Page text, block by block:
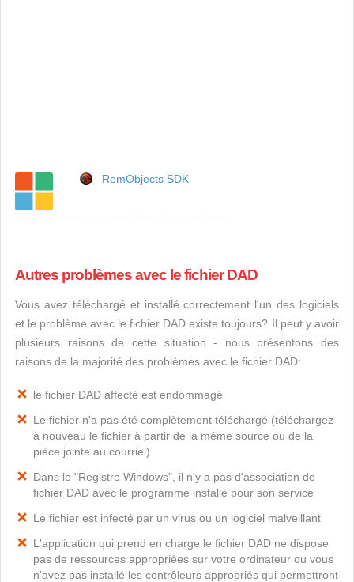
RemObjects SDK
Autres problèmes avec le fichier DAD
Vous avez téléchargé et installé correctement l'un des logiciels
et le problème avec le fichier DAD existe toujours? Il peut y avoir
plusieurs raisons de cette situation - nous présentons des
raisons de la majorité des problèmes avec le fichier DAD:
le fichier DAD affecté est endommagé
Le fichier n'a pas été complètement téléchargé (téléchargez
à nouveau le fichier à partir de la même source ou de la
pièce jointe au courriel)
Dans le "Registre Windows", il n'y a pas d'association de
fichier DAD avec le programme installé pour son service
Le fichier est infecté par un virus ou un logiciel malveillant
L'application qui prend en charge le fichier DAD ne dispose
pas de ressources appropriées sur votre ordinateur ou vous
n'avez pas installé les contrôleurs appropriés qui permettront